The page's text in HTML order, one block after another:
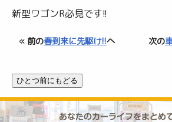
新型ワゴンR必見です!!
« 前の春到来に先駆け!!へ 次の